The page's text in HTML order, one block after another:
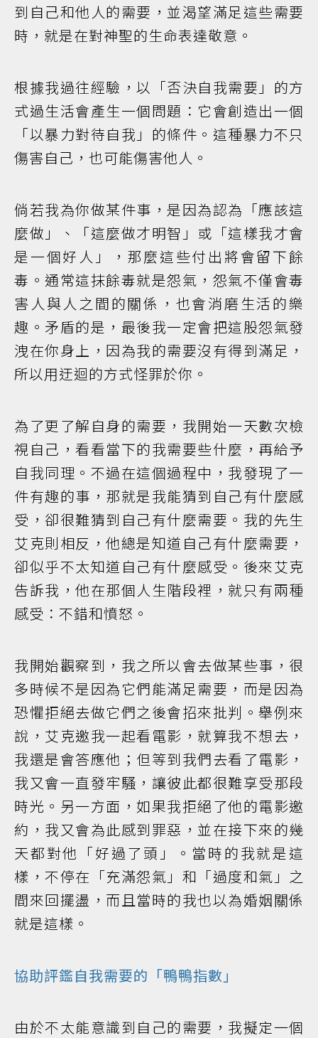
到自己和他人的需要，並渴望滿足這些需要
時，就是在對神聖的生命表達敬意。
根據我過往經驗，以「否決自我需要」的方
式過生活會產生一個問題：它會創造出一個
「以暴力對待自我」的條件。這種暴力不只
傷害自己，也可能傷害他人。
倘若我為你做某件事，是因為認為「應該這
麼做」、「這麼做才明智」或「這樣我才會
是一個好人」，那麼這些付出將會留下餘
毒。通常這抹餘毒就是怨氣，怨氣不僅會毒
害人與人之間的關係，也會消磨生活的樂
趣。矛盾的是，最後我一定會把這股怨氣發
洩在你身上，因為我的需要沒有得到滿足，
所以用迂迴的方式怪罪於你。
為了更了解自身的需要，我開始一天數次檢
視自己，看看當下的我需要些什麼，再給予
自我同理。不過在這個過程中，我發現了一
件有趣的事，那就是我能猜到自己有什麼感
受，卻很難猜到自己有什麼需要。我的先生
艾克則相反，他總是知道自己有什麼需要，
卻似乎不太知道自己有什麼感受。後來艾克
告訴我，他在那個人生階段裡，就只有兩種
感受：不錯和憤怒。
我開始觀察到，我之所以會去做某些事，很
多時候不是因為它們能滿足需要，而是因為
恐懼拒絕去做它們之後會招來批判。舉例來
說，艾克邀我一起看電影，就算我不想去，
我還是會答應他；但等到我們去看了電影，
我又會一直發牢騷，讓彼此都很難享受那段
時光。另一方面，如果我拒絕了他的電影邀
約，我又會為此感到罪惡，並在接下來的幾
天都對他「好過了頭」。當時的我就是這
樣，不停在「充滿怨氣」和「過度和氣」之
間來回擺盪，而且當時的我也以為婚姻關係
就是這樣。
協助評鑑自我需要的「鴨鴨指數」
由於不太能意識到自己的需要，我擬定一個